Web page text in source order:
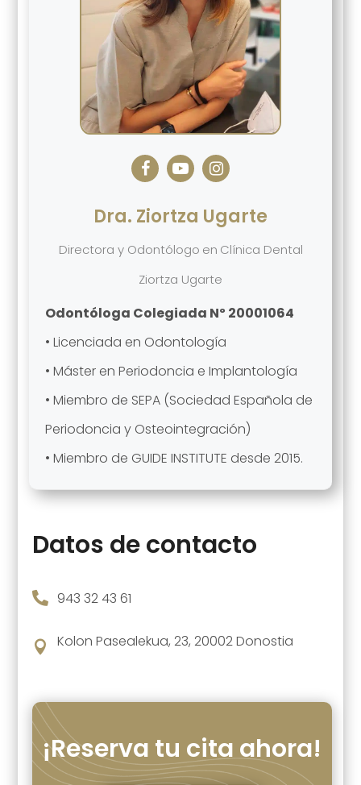
Dra. Ziortza Ugarte
Directora y Odontólogo en Clínica Dental
Ziortza Ugarte
Odontóloga Colegiada Nº 20001064
• Licenciada en Odontología
• Máster en Periodoncia e Implantología
• Miembro de SEPA (Sociedad Española de
Periodoncia y Osteointegración)
• Miembro de GUIDE INSTITUTE desde 2015.
Datos de contacto
 943 32 43 61
 Kolon Pasealekua, 23, 20002 Donostia
¡Reserva tu cita ahora!